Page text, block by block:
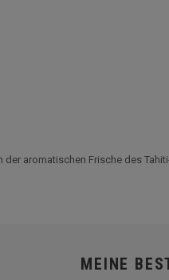
aromatischen Frische des
MEINE